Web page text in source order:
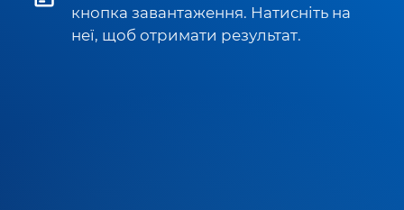
кнопка завантаження. Натисніть на
неї, щоб отримати результат.